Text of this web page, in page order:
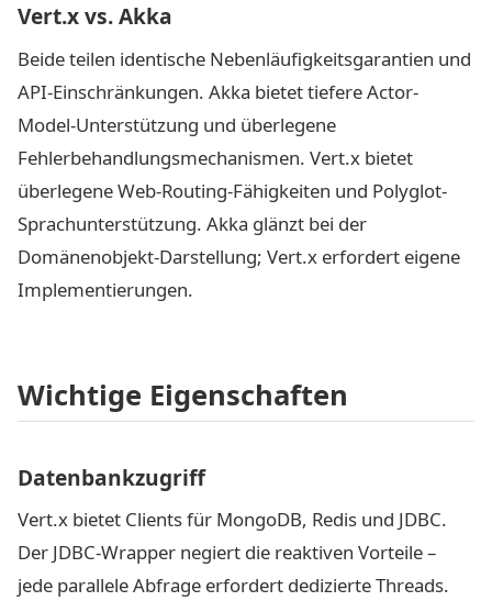
Vert.x vs. Akka
Beide teilen identische Nebenläufigkeitsgarantien und
API-Einschränkungen. Akka bietet tiefere Actor-
Model-Unterstützung und überlegene
Fehlerbehandlungsmechanismen. Vert.x bietet
überlegene Web-Routing-Fähigkeiten und Polyglot-
Sprachunterstützung. Akka glänzt bei der
Domänenobjekt-Darstellung; Vert.x erfordert eigene
Implementierungen.
Wichtige Eigenschaften
Datenbankzugriff
Vert.x bietet Clients für MongoDB, Redis und JDBC.
Der JDBC-Wrapper negiert die reaktiven Vorteile –
jede parallele Abfrage erfordert dedizierte Threads.